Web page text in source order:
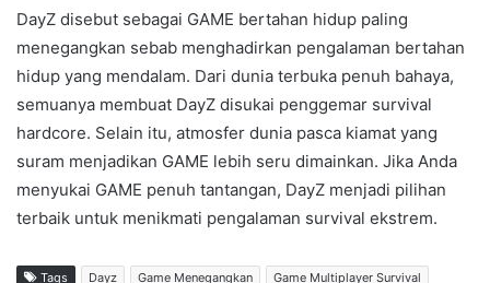
DayZ disebut sebagai GAME bertahan hidup paling
menegangkan sebab menghadirkan pengalaman bertahan
hidup yang mendalam. Dari dunia terbuka penuh bahaya,
semuanya membuat DayZ disukai penggemar survival
hardcore. Selain itu, atmosfer dunia pasca kiamat yang
suram menjadikan GAME lebih seru dimainkan. Jika Anda
menyukai GAME penuh tantangan, DayZ menjadi pilihan
terbaik untuk menikmati pengalaman survival ekstrem.
Tags Dayz Game Menegangkan
Game Multiplayer Survival